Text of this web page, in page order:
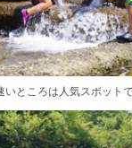
いところは人気スポット